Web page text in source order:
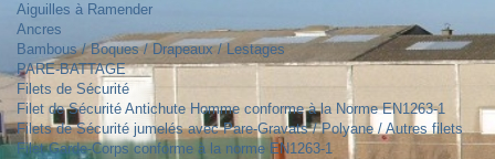
Aiguilles à Ramender
Ancres
Bambous / Boques / Drapeaux / Lestages
PARE-BATTAGE
Filets de Sécurité
Filet de Sécurité Antichute Homme conforme à la Norme EN1263-1
Filets de Sécurité jumelés avec Pare-Gravats / Polyane / Autres filets
Filet Garde-Corps conforme à la norme EN1263-1